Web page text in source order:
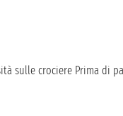
sulle crociere Prima di